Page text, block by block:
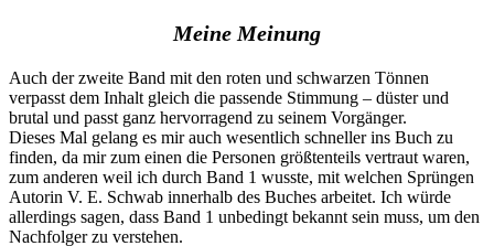
Meine Meinung
Auch der zweite Band mit den roten und schwarzen Tönnen
verpasst dem Inhalt gleich die passende Stimmung – düster und
brutal und passt ganz hervorragend zu seinem Vorgänger.
Dieses Mal gelang es mir auch wesentlich schneller ins Buch zu
finden, da mir zum einen die Personen größtenteils vertraut waren,
zum anderen weil ich durch Band 1 wusste, mit welchen Sprüngen
Autorin V. E. Schwab innerhalb des Buches arbeitet. Ich würde
allerdings sagen, dass Band 1 unbedingt bekannt sein muss, um den
Nachfolger zu verstehen.